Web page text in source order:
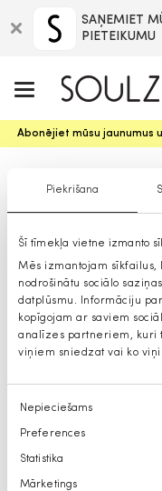
Piekrišana
Šī tīmekļa vietne izmanto
Mēs izmantojam
nodrošinātu sociālo
datplūsmu. Informāciju
kopīgojam ar saviem
analīzes partneriem, kuri
viņiem sniedzat vai ko
Piekrišanas
izvēle
Nepieciešams
Preferences
Statistika
Mārketings
SAŅEMIET
PIETEIKUMU
Abonējiet mūsu jaunumus
Sieviešu